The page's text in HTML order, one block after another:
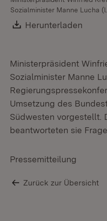
Sozialminister Manne Lucha
Download:
Herunterladen
Ministerpräsident
Sozialminister Manne
Umsetzung des
Südwesten vorgestellt.
beantworteten sie
Pressemitteilung
Zurück zur Übersicht